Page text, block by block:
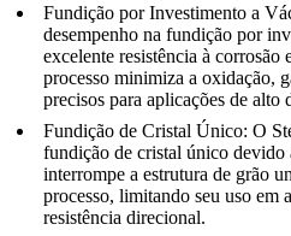
Fundição por Investimento a
desempenho na fundição por
excelente resistência à corrosão
processo minimiza a oxidação,
precisos para aplicações de alto
Fundição de Cristal Único: O
fundição de cristal único devido
interrompe a estrutura de grão
processo, limitando seu uso em
resistência direcional.